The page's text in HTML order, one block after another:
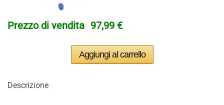
Prezzo di vendita 97,99 €
Descrizione